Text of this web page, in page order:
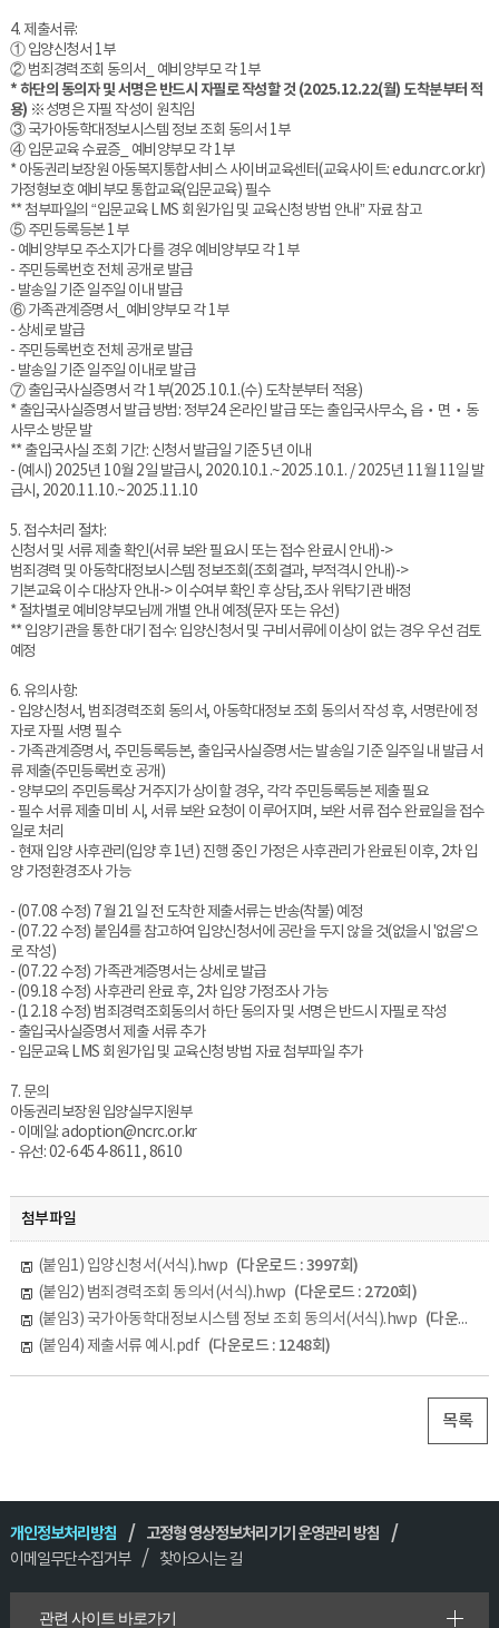
4. 제출서류:
① 입양신청서 1부
② 범죄경력조회 동의서_ 예비양부모 각 1부
* 하단의 동의자 및 서명은 반드시 자필로 작성할 것 (2025.12.22(월) 도착분부터 적
용) ※성명은 자필 작성이 원칙임
③ 국가아동학대정보시스템 정보 조회 동의서 1부
④ 입문교육 수료증_ 예비양부모 각 1부
* 아동권리보장원 아동복지통합서비스 사이버교육센터(교육사이트: edu.ncrc.or.kr)
가정형보호 예비부모 통합교육(입문교육) 필수
** 첨부파일의 “입문교육 LMS 회원가입 및 교육신청 방법 안내” 자료 참고
⑤ 주민등록등본 1부
- 예비양부모 주소지가 다를 경우 예비양부모 각 1부
- 주민등록번호 전체 공개로 발급
- 발송일 기준 일주일 이내 발급
⑥ 가족관계증명서_예비양부모 각 1부
- 상세로 발급
- 주민등록번호 전체 공개로 발급
- 발송일 기준 일주일 이내로 발급
⑦ 출입국사실증명서 각 1부(2025.10.1.(수) 도착분부터 적용)
* 출입국사실증명서 발급 방법: 정부24 온라인 발급 또는 출입국사무소, 읍‧면‧동
사무소 방문 발
** 출입국사실 조회 기간: 신청서 발급일 기준 5년 이내
- (예시) 2025년 10월 2일 발급시, 2020.10.1.~2025.10.1. /2025년 11월 11일 발
급시, 2020.11.10.~2025.11.10
5. 접수처리 절차:
신청서 및 서류 제출 확인(서류 보완 필요시 또는 접수 완료시 안내)->
범죄경력 및 아동학대정보시스템 정보조회(조회결과, 부적격시 안내)->
기본교육 이수 대상자 안내-> 이수여부 확인 후 상담,조사 위탁기관 배정
* 절차별로 예비양부모님께 개별 안내 예정(문자 또는 유선)
** 입양기관을 통한 대기 접수: 입양신청서 및 구비서류에 이상이 없는 경우 우선 검토
예정
6. 유의사항:
- 입양신청서, 범죄경력조회 동의서, 아동학대정보 조회 동의서 작성 후, 서명란에 정
자로 자필 서명 필수
- 가족관계증명서, 주민등록등본, 출입국사실증명서는 발송일 기준 일주일 내 발급 서
류 제출(주민등록번호 공개)
- 양부모의 주민등록상 거주지가 상이할 경우, 각각 주민등록등본 제출 필요
- 필수 서류 제출 미비 시, 서류 보완 요청이 이루어지며, 보완 서류 접수 완료일을 접수
일로 처리
- 현재 입양 사후관리(입양 후 1년) 진행 중인 가정은 사후관리가 완료된 이후, 2차 입
양 가정환경조사 가능
- (07.08 수정) 7월 21일 전 도착한 제출서류는 반송(착불) 예정
- (07.22 수정) 붙임4를 참고하여 입양신청서에 공란을 두지 않을 것(없을시 '없음'으
로 작성)
- (07.22 수정) 가족관계증명서는 상세로 발급
- (09.18 수정) 사후관리 완료 후, 2차 입양 가정조사 가능
- (12.18 수정) 범죄경력조회동의서 하단 동의자 및 서명은 반드시 자필로 작성
- 출입국사실증명서 제출 서류 추가
- 입문교육 LMS 회원가입 및 교육신청 방법 자료 첨부파일 추가
7. 문의
아동권리보장원 입양실무지원부
- 이메일: adoption@ncrc.or.kr
- 유선: 02-6454-8611, 8610
첨부파일
(붙임1) 입양신청서(서식).hwp (다운로드 : 3997회)
(붙임2) 범죄경력조회 동의서(서식).hwp (다운로드 : 2720회)
(붙임3) 국가아동학대정보시스템 정보 조회 동의서(서식).hwp (다운로드 : 3112회)
(붙임4) 제출서류 예시.pdf (다운로드 : 1248회)
(붙임5) 예비양부모 입양신청 서류 제출관련 Q&A.pdf(다운로드 : 459회)
(다운로드 : 524회)
목록
개인정보처리방침
고정형 영상정보처리기기 운영관리 방침
이메일무단수집거부
찾아오시는 길
관련 사이트 바로가기